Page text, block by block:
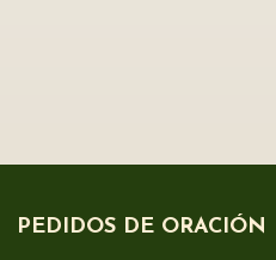
PEDIDOS DE ORACIÓN